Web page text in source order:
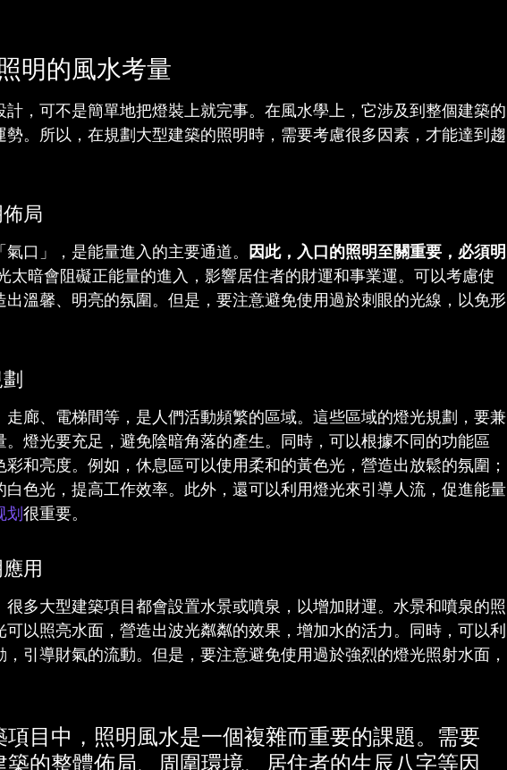
明的風水考量
計，可不是簡單地把燈裝上就完事。在風水學上，它涉及到整個建築的
。所以，在規劃大型建築的照明時，需要考慮很多因素，才能達到趨
局
口」，是能量進入的主要通道。
因此，入口的照明至關重要，必須明
太暗會阻礙正能量的進入，影響居住者的財運和事業運。可以考慮使
出溫馨、明亮的氛圍。但是，要注意避免使用過於刺眼的光線，以免形
走廊、電梯間等，是人們活動頻繁的區域。這些區域的燈光規劃，要兼
。燈光要充足，避免陰暗角落的產生。同時，可以根據不同的功能區
和亮度。例如，休息區可以使用柔和的黃色光，營造出放鬆的氛圍；
白色光，提高工作效率。此外，還可以利用燈光來引導人流，促進能量
划很重要。
用
多大型建築項目都會設置水景或噴泉，以增加財運。水景和噴泉的照
以照亮水面，營造出波光粼粼的效果，增加水的活力。同時，可以利
引導財氣的流動。但是，要注意避免使用過於強烈的燈光照射水面，
項目中，照明風水是一個複雜而重要的課題。需要
築的整體佈局、周圍環境、居住者的生辰八字等因